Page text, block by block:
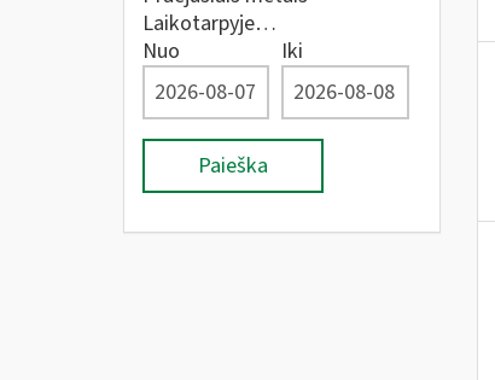
Laikotarpyje…
Nuo
Iki
Paieška